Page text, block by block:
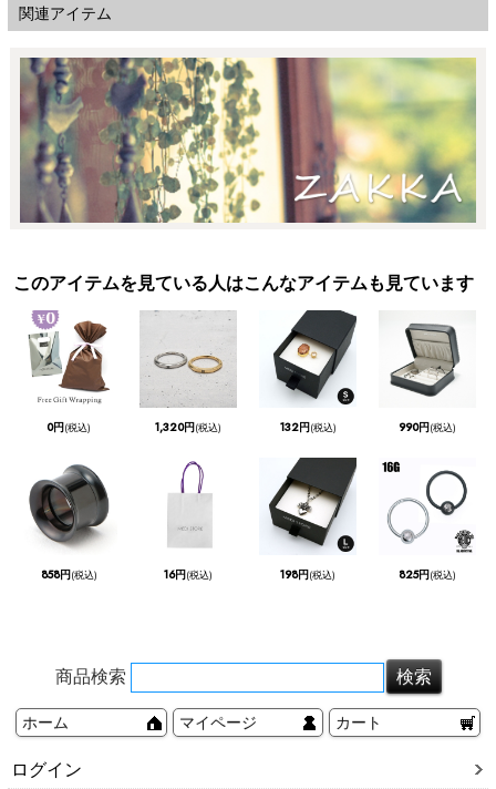
関連アイテム
このアイテムを見ている人はこんなアイテムも見ています
0円(税込) 1,320円(税込) 132円(税込) 990円(税込)
858円(税込) 16円(税込) 198円(税込) 825円(税込)
商品検索
ホーム マイページ カート
ログイン